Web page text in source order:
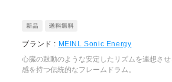
ブランド : MEINL Sonic Energy
心臓の鼓動のような安定したリズムを連想さ
感を持つ伝統的なフレームドラム。